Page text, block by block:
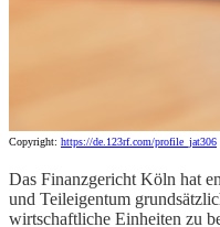
Copyright: https://de.123rf.com/profile_jat306
Das Finanzgericht Köln hat
und Teileigentum
wirtschaftliche Einheiten zu